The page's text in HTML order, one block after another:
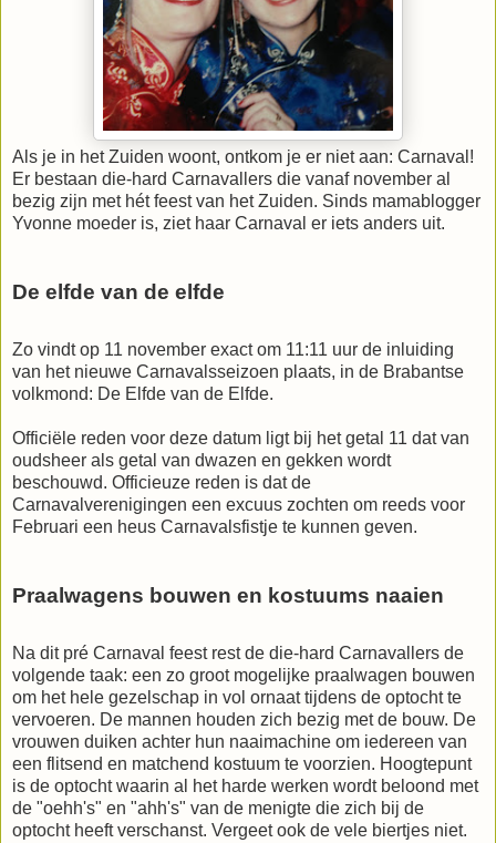
Als je in het Zuiden woont, ontkom je er niet aan: Carnaval!
Er bestaan die-hard Carnavallers die vanaf november al
bezig zijn met hét feest van het Zuiden. Sinds mamablogger
Yvonne moeder is, ziet haar Carnaval er iets anders uit.
De elfde van de elfde
Zo vindt op 11 november exact om 11:11 uur de inluiding
van het nieuwe Carnavalsseizoen plaats, in de Brabantse
volkmond: De Elfde van de Elfde.
Officiële reden voor deze datum ligt bij het getal 11 dat van
oudsheer als getal van dwazen en gekken wordt
beschouwd. Officieuze reden is dat de
Carnavalverenigingen een excuus zochten om reeds voor
Februari een heus Carnavalsfistje te kunnen geven.
Praalwagens bouwen en kostuums naaien
Na dit pré Carnaval feest rest de die-hard Carnavallers de
volgende taak: een zo groot mogelijke praalwagen bouwen
om het hele gezelschap in vol ornaat tijdens de optocht te
vervoeren. De mannen houden zich bezig met de bouw. De
vrouwen duiken achter hun naaimachine om iedereen van
een flitsend en matchend kostuum te voorzien. Hoogtepunt
is de optocht waarin al het harde werken wordt beloond met
de "oehh's" en "ahh's" van de menigte die zich bij de
optocht heeft verschanst. Vergeet ook de vele biertjes niet.